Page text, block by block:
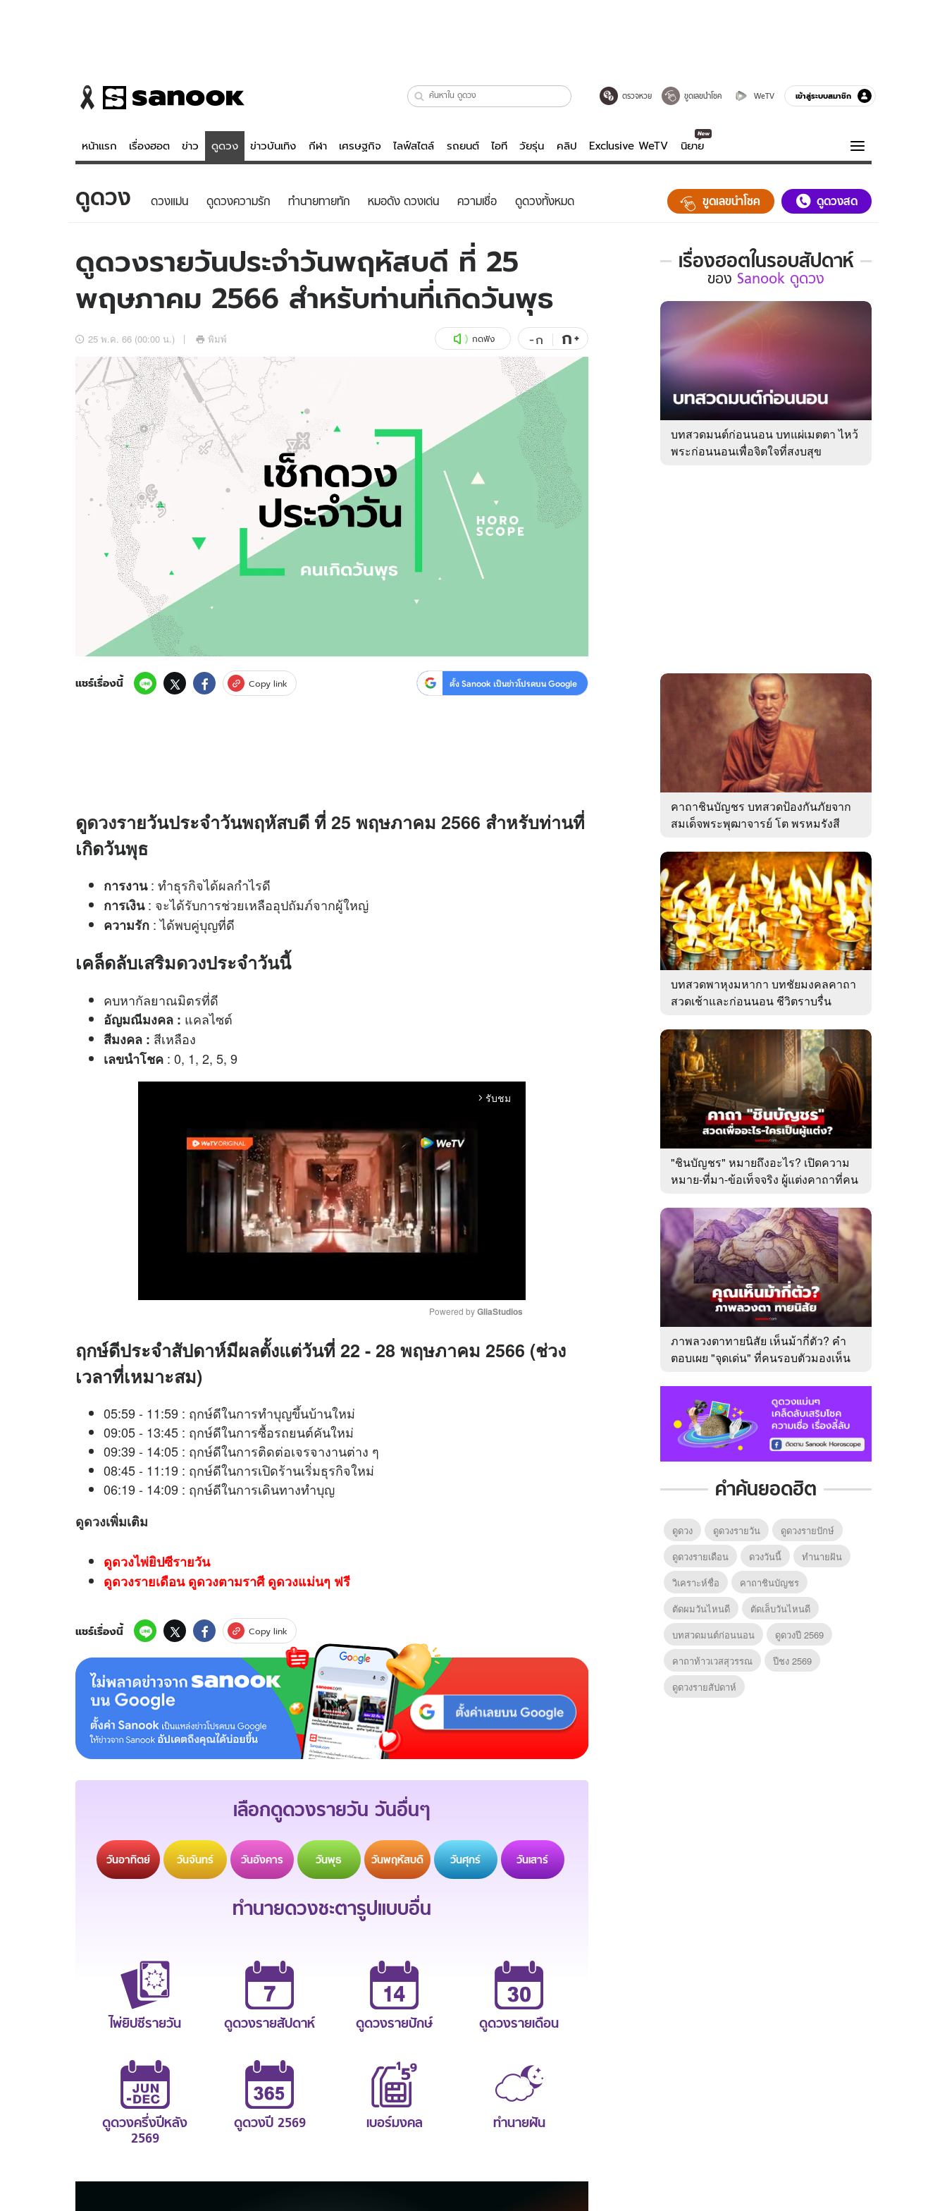
ตรวจหวย ขูดเลขนำโชค WeTV เข้าสู่ระบบสมาชิก
หน้าแรก เรื่องฮอต ข่าว ดูดวง ข่าวบันเทิง กีฬา เศรษฐกิจ ไลฟ์สไตล์ รถยนต์ ไอที วัยรุ่น คลิป Exclusive WeTV นิยาย
ข่าว
ข่าวบันเทิง
ข่าวกีฬา
ข่าวเศรษฐกิจ
อัปเดตจีน
เช็กข่าวชัวร์
ดูดวง - ตรวจหวย
สถิติหวยไทย
หวยลาว
ไลฟ์สไตล์
วัยรุ่น
ไอที
สุขภาพ
Sanook Choice
ดูทีวี
WeTV
ความรู้รอบตัว
ฮาวทู
ดาวน์โหลดสนุกแอปฟรี ติดตามสนุกโซเชียลได้ที่
สงวนลิขสิทธิ์ ©2569 บริษัท อิมเมจ ฟิวเจอร์ (ประเทศไทย) จำกัด
ดูดวง ดวงแม่น ดูดวงความรัก ทํานายทายทัก หมอดัง ดวงเด่น ความเชื่อ ดูดวงทั้งหมด ขูดเลขนำโชค ดูดวงสด
ดูดวงรายวันประจำวันพฤหัสบดี ที่ 25
พฤษภาคม 2566 สำหรับท่านที่เกิดวันพุธ
25 พ.ค. 66 (00:00 น.) พิมพ์ กดฟัง -ก ก+
แชร์เรื่องนี้ Copy link ตั้ง Sanook เป็นข่าวโปรดบน Google
ดูดวงรายวันประจำวันพฤหัสบดี ที่ 25 พฤษภาคม 2566 สำหรับท่านที่
เกิดวันพุธ
การงาน : ทำธุรกิจได้ผลกำไรดี
การเงิน : จะได้รับการช่วยเหลืออุปถัมภ์จากผู้ใหญ่
ความรัก : ได้พบคู่บุญที่ดี
เคล็ดลับเสริมดวงประจำวันนี้
คบหากัลยาณมิตรที่ดี
อัญมณีมงคล : แคลไซต์
สีมงคล : สีเหลือง
เลขนำโชค : 0, 1, 2, 5, 9
arrow_forward_ios รับชม
M
Powered by GliaStudios
ฤกษ์ดีประจำสัปดาห์มีผลตั้งแต่วันที่ 22 - 28 พฤษภาคม 2566 (ช่วง
เวลาที่เหมาะสม)
05:59 - 11:59 : ฤกษ์ดีในการทำบุญขึ้นบ้านใหม่
09:05 - 13:45 : ฤกษ์ดีในการซื้อรถยนต์คันใหม่
09:39 - 14:05 : ฤกษ์ดีในการติดต่อเจรจางานต่าง ๆ
08:45 - 11:19 : ฤกษ์ดีในการเปิดร้านเริ่มธุรกิจใหม่
06:19 - 14:09 : ฤกษ์ดีในการเดินทางทำบุญ
ดูดวงเพิ่มเติม
ดูดวงไพ่ยิปซีรายวัน
ดูดวงรายเดือน ดูดวงตามราศี ดูดวงแม่นๆ ฟรี
แชร์เรื่องนี้ Copy link
เลือกดูดวงรายวัน วันอื่นๆ
วันอาทิตย์ วันจันทร์ วันอังคาร วันพุธ วันพฤหัสบดี วันศุกร์ วันเสาร์
ทำนายดวงชะตารูปแบบอื่น
ไพ่ยิปซีรายวัน ดูดวงรายสัปดาห์ ดูดวงรายปักษ์ ดูดวงรายเดือน
ดูดวงครึ่งปีหลัง
2569
ดูดวงปี 2569 เบอร์มงคล ทำนายฝัน
เรื่องฮอตในรอบสัปดาห์
เรื่อง
ใน
รอบ
ของ
Sanook
ดูด
ของ Sanook ดูดวง
บทสวดมนต์ก่อนนอน บทแผ่เมตตา ไหว้
พระก่อนนอนเพื่อจิตใจที่สงบสุข
คาถาชินบัญชร บทสวดป้องกันภัยจาก
สมเด็จพระพุฒาจารย์ โต พรหมรังสี
บทสวดพาหุงมหากา บทชัยมงคลคาถา
สวดเช้าและก่อนนอน ชีวิตราบรื่น
"ชินบัญชร" หมายถึงอะไร? เปิดความ
หมาย-ที่มา-ข้อเท็จจริง ผู้แต่งคาถาที่คน
ภาพลวงตาทายนิสัย เห็นม้ากี่ตัว? คำ
ตอบเผย "จุดเด่น" ที่คนรอบตัวมองเห็น
คำค้นยอดฮิต
ดูดวง ดูดวงรายวัน
ดูดวงรายปักษ์
ดูดวงรายเดือน
ดวงวันนี้
ทํานายฝัน
วิเคราะห์ชื่อ
คาถาชินบัญชร
ตัดผมวันไหนดี
ตัดเล็บวันไหนดี
บทสวดมนต์ก่อนนอน
ดูดวงปี 2569
คาถาท้าวเวสสุวรรณ
ปีชง 2569
ดูดวงรายสัปดาห์